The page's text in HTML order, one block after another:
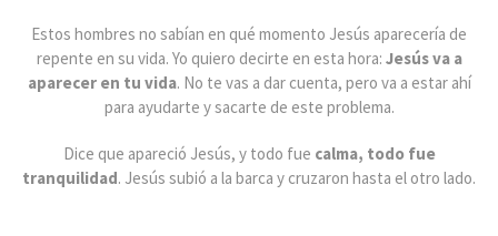
Estos hombres no sabían en qué momento Jesús aparecería de
repente en su vida. Yo quiero decirte en esta hora: Jesús va a
aparecer en tu vida. No te vas a dar cuenta, pero va a estar ahí
para ayudarte y sacarte de este problema.
Dice que apareció Jesús, y todo fue calma, todo fue
tranquilidad. Jesús subió a la barca y cruzaron hasta el otro lado.